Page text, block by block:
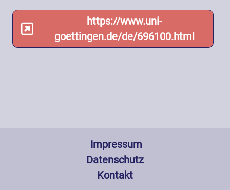
https://www.uni-
goettingen.de/de/696100.html
Impressum
Datenschutz
Kontakt